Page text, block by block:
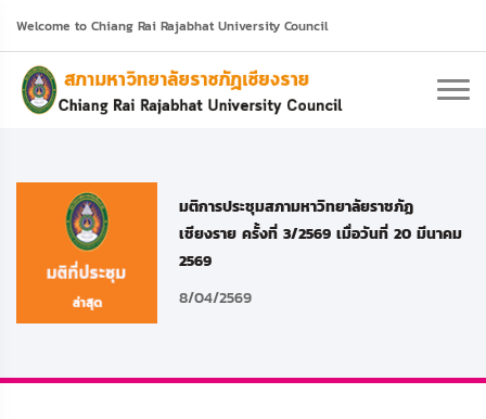
Welcome to Chiang Rai Rajabhat University Council
มติการประชุมสภามหาวิทยาลัยราชภัฏ
เชียงราย ครั้งที่ 3/2569 เมื่อวันที่ 20 มีนาคม
2569
8/04/2569